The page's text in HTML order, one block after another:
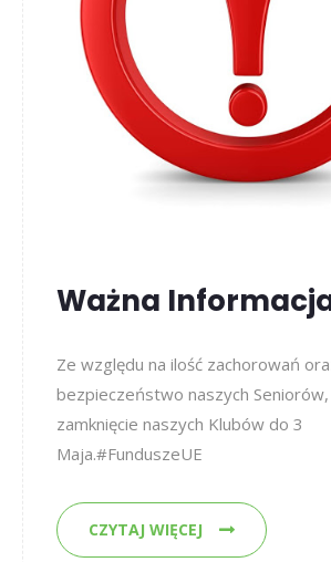
Ważna
Ze względu na ilość zachorowań
bezpieczeństwo naszych Seniorów,
zamknięcie naszych Klubów do 3
Maja.#FunduszeUE
CZYTAJ WIĘCEJ